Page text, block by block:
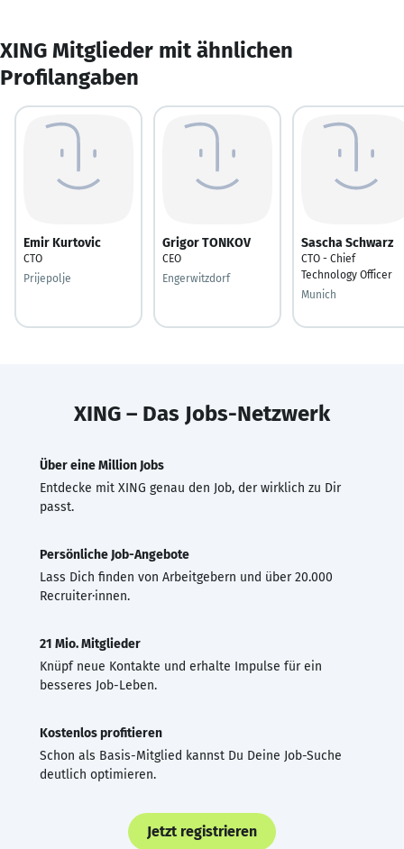
XING Mitglieder mit ähnlichen
Profilangaben
Emir Kurtovic
CTO
Prijepolje
Grigor TONKOV
CEO
Engerwitzdorf
Sascha Schwarz
CTO - Chief
Technology Officer
Munich
XING – Das Jobs-Netzwerk
Über eine Million Jobs
Entdecke mit XING genau den Job, der wirklich zu Dir
passt.
Persönliche Job-Angebote
Lass Dich finden von Arbeitgebern und über 20.000
Recruiter·innen.
21 Mio. Mitglieder
Knüpf neue Kontakte und erhalte Impulse für ein
besseres Job-Leben.
Kostenlos profitieren
Schon als Basis-Mitglied kannst Du Deine Job-Suche
deutlich optimieren.
Jetzt registrieren